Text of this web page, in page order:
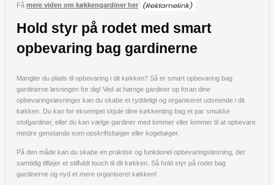
Få mere viden om køkkengardiner her
Hold styr på rodet med smart
opbevaring bag gardinerne
Mangler du plads til opbevaring i dit køkken? Så er smart opbevaring bag
gardinerne løsningen for dig! Ved at hænge gardiner op foran dine
opbevaringsløsninger kan du skabe et ryddeligt og organiseret udseende i dit
køkken. Du kan for eksempel skjule dine køkkenting bag et par smukke
stofgardiner, eller du kan vælge gardiner med lommer eller lommer til at opbevare
mindre genstande som opskriftsbøger eller kogebøger.
På den måde kan du skabe en praktisk og funktionel opbevaringsløsning, der
samtidig tilføjer et stilfuldt touch til dit køkken. Så hold styr på rodet bag
gardinerne og nyd et mere organiseret køkken!